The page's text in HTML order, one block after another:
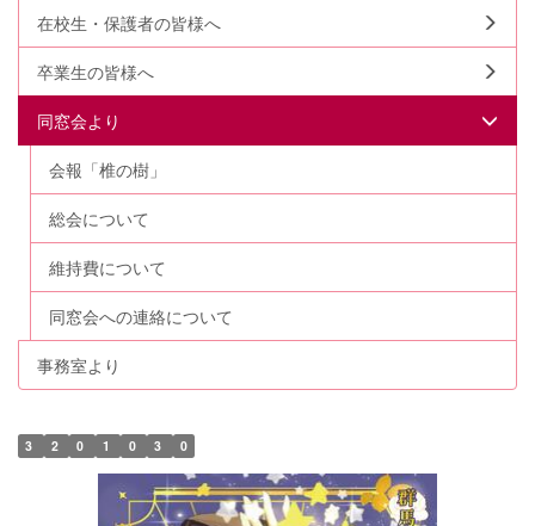
在校生・保護者の皆様へ
卒業生の皆様へ
同窓会より
会報「椎の樹」
総会について
維持費について
同窓会への連絡について
事務室より
3 2 0 1 0 3 0